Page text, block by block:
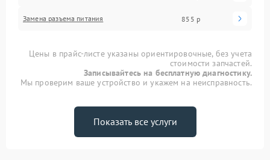
Замена разъема питания 855 р
Цены в прайс-листе указаны ориентировочные, без учета
стоимости запчастей.
Записывайтесь на бесплатную диагностику.
Мы проверим ваше устройство и укажем на неисправность.
Показать все услуги